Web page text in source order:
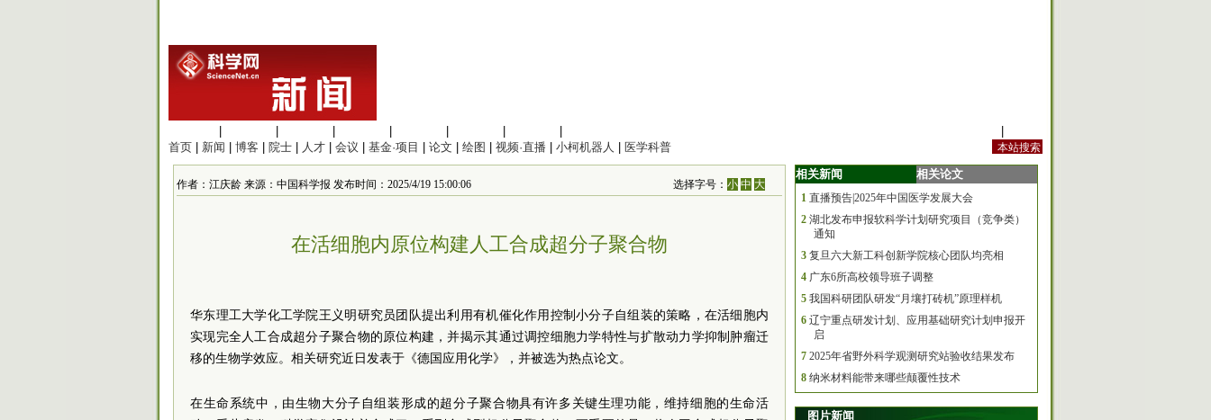
首页
新闻 博客 院士 人才 会议 基金·项目 论文 绘图 视频·直播 小柯机器人 医学科普
作者：江庆龄 来源：中国科学报 发布时间：2025/4/19 15:00:06 选择字号：小 中 大
在活细胞内原位构建人工合成超分子聚合物
华东理工大学化工学院王义明研究员团队提出利用有机催化作用控制小分子自组装的策略，在活细胞内
实现完全人工合成超分子聚合物的原位构建，并揭示其通过调控细胞力学特性与扩散动力学抑制肿瘤迁
移的生物学效应。相关研究近日发表于《德国应用化学》，并被选为热点论文。
在生命系统中，由生物大分子自组装形成的超分子聚合物具有许多关键生理功能，维持细胞的生命活
相关新闻 相关论文
1 直播预告|2025年中国医学发展大会
2 湖北发布申报软科学计划研究项目（竞争类）
通知
3 复旦六大新工科创新学院核心团队均亮相
4 广东6所高校领导班子调整
5 我国科研团队研发“月壤打砖机”原理样机
6 辽宁重点研发计划、应用基础研究计划申报开
启
7 2025年省野外科学观测研究站验收结果发布
8 纳米材料能带来哪些颠覆性技术
图片新闻